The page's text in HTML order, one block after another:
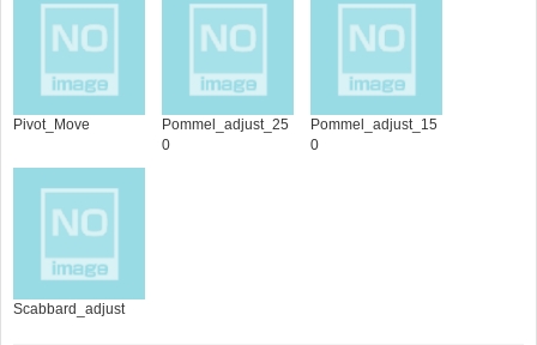
Pivot_Move
Pommel_adjust_25
0
Pommel_adjust_15
0
Scabbard_adjust